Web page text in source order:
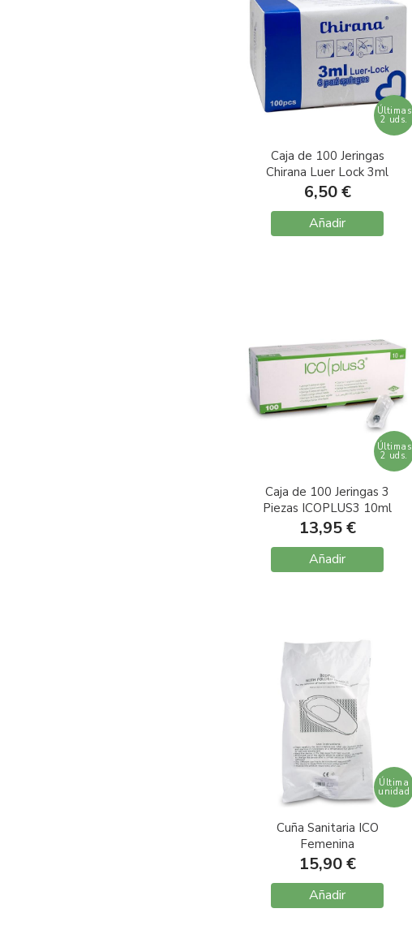
Últimas
2 uds.
Caja de 100 Jeringas
Chirana Luer Lock 3ml
6,50 €
Añadir
Últimas
2 uds.
Caja de 100 Jeringas 3
Piezas ICOPLUS3 10ml
Luer Central sin aguja
13,95 €
Añadir
Última
unidad
Cuña Sanitaria ICO
Femenina
15,90 €
Añadir